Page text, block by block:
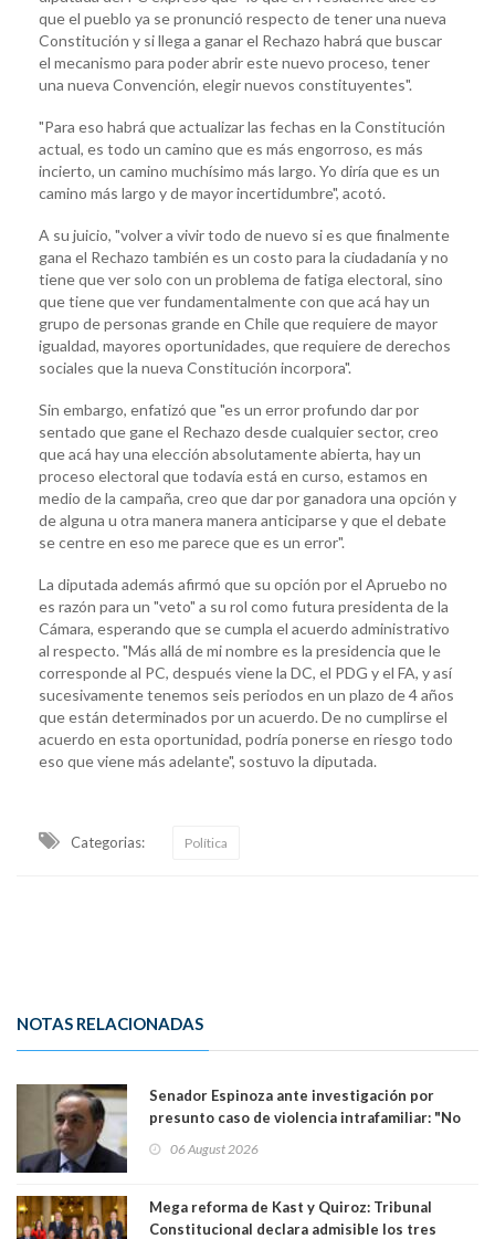
que el pueblo ya se pronunció respecto de tener una nueva
Constitución y si llega a ganar el Rechazo habrá que buscar
el mecanismo para poder abrir este nuevo proceso, tener
una nueva Convención, elegir nuevos constituyentes".
"Para eso habrá que actualizar las fechas en la Constitución
actual, es todo un camino que es más engorroso, es más
incierto, un camino muchísimo más largo. Yo diría que es un
camino más largo y de mayor incertidumbre", acotó.
A su juicio, "volver a vivir todo de nuevo si es que finalmente
gana el Rechazo también es un costo para la ciudadanía y no
tiene que ver solo con un problema de fatiga electoral, sino
que tiene que ver fundamentalmente con que acá hay un
grupo de personas grande en Chile que requiere de mayor
igualdad, mayores oportunidades, que requiere de derechos
sociales que la nueva Constitución incorpora".
Sin embargo, enfatizó que "es un error profundo dar por
sentado que gane el Rechazo desde cualquier sector, creo
que acá hay una elección absolutamente abierta, hay un
proceso electoral que todavía está en curso, estamos en
medio de la campaña, creo que dar por ganadora una opción y
de alguna u otra manera manera anticiparse y que el debate
se centre en eso me parece que es un error".
La diputada además afirmó que su opción por el Apruebo no
es razón para un "veto" a su rol como futura presidenta de la
Cámara, esperando que se cumpla el acuerdo administrativo
al respecto. "Más allá de mi nombre es la presidencia que le
corresponde al PC, después viene la DC, el PDG y el FA, y así
sucesivamente tenemos seis periodos en un plazo de 4 años
que están determinados por un acuerdo. De no cumplirse el
acuerdo en esta oportunidad, podría ponerse en riesgo todo
eso que viene más adelante", sostuvo la diputada.
Categorias: Política
NOTAS RELACIONADAS
Senador Espinoza ante investigación por
presunto caso de violencia intrafamiliar: "No
antecedentes a Tribunal Supremo
06 August 2026
Mega reforma de Kast y Quiroz: Tribunal
Constitucional declara admisible los tres